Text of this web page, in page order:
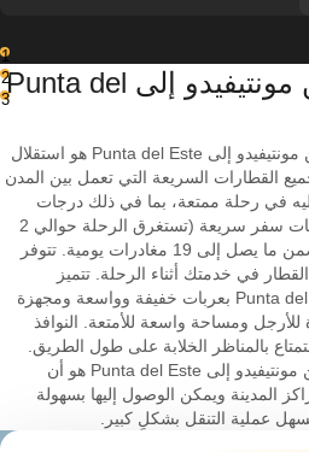
1
2
3
معلومات القطار من ‎مونتيفيدو إلى ‎Punta del
من بين أفضل الخيارات للسفر من مونتيفيدو إلى Punta del Este هو استقلال
القطارات السريعة التي تعمل بين المدن
في رحلة ممتعة، بما في ذلك درجات
سفر متنوعة للاختيار من بينها وأوقات سفر سريعة (تستغرق الرحلة حوالي 2
ساعات) وجدول مواعيد شامل يتضمن ما يصل إلى 19 مغادرات يومية. تتوفر
في خدمتك أثناء الرحلة. تتميز
القطارات من مونتيفيدو إلى Punta del Este بعربات خفيفة وواسعة ومجهزة
ومساحة واسعة للأمتعة. النوافذ
بالمناظر الخلابة على طول الطريق.
سبب آخر لاختيار ركوب القطار من مونتيفيدو إلى Punta del Este هو أن
المدينة ويمكن الوصول إليها بسهولة
عملية التنقل بشكلٍ كبير.